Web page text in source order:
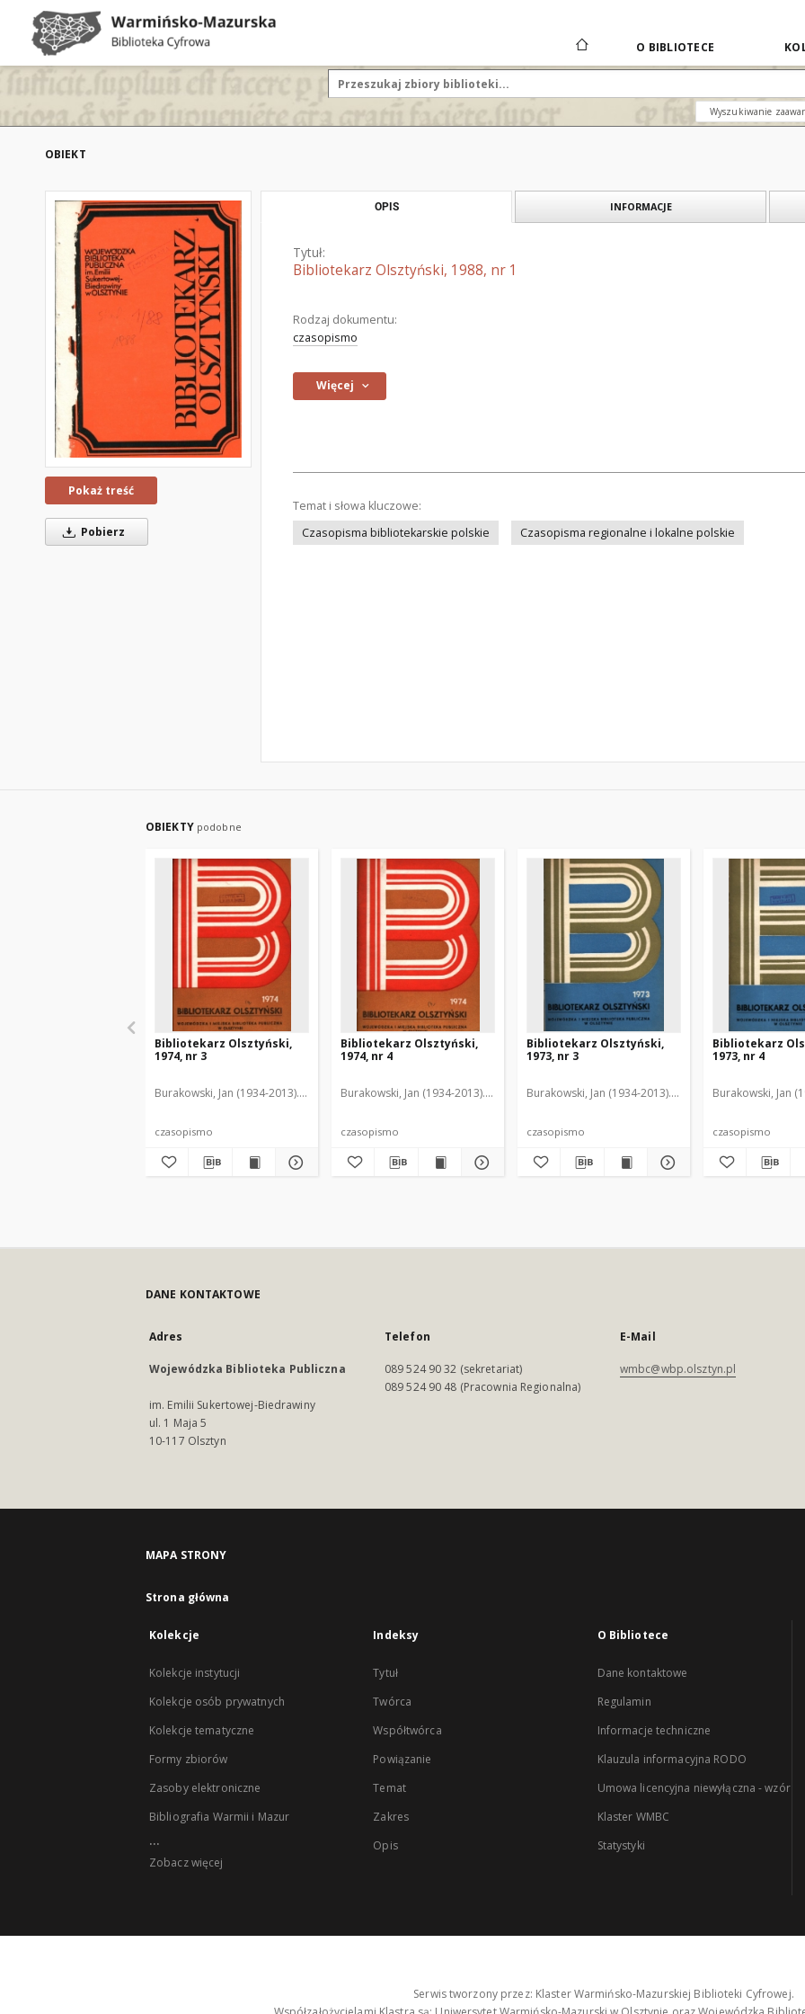
O BIBLIOTECE
Wyszukiwanie
OBIEKT
Pokaż treść
Pobierz
OPIS INFORMACJE
Tytuł:
Bibliotekarz Olsztyński, 1988, nr 1
Rodzaj dokumentu:
czasopismo
Więcej
Temat i słowa kluczowe:
Czasopisma bibliotekarskie polskie
Czasopisma regionalne i lokalne polskie
OBIEKTY podobne
Bibliotekarz Olsztyński,
1974, nr 3
Burakowski, Jan (1934-2013). Red.2 Chodukiewicz, Wanda. Red. Dąbrowska, Wanda (1920-2006). Red. Frudko, Teresa (1927-
czasopismo
Bibliotekarz Olsztyński,
1974, nr 4
Burakowski, Jan (1934-2013). Red.2 Chodukiewicz, Wanda. Red. Dąbrowska, Wanda (1920-
czasopismo
Bibliotekarz Olsztyński,
1973, nr 3
Burakowski, Jan (1934-2013). Red. Dąbrowska, Wanda
czasopismo
Bibliotekarz
1973, nr 4
Burakowski, Jan
czasopismo
DANE KONTAKTOWE
Adres
Wojewódzka Biblioteka Publiczna
im. Emilii Sukertowej-Biedrawiny
ul. 1 Maja 5
10-117 Olsztyn
Telefon
089 524 90 32 (sekretariat)
089 524 90 48 (Pracownia Regionalna)
E-Mail
wmbc@wbp.olsztyn.pl
MAPA STRONY
Strona główna
Kolekcje
Kolekcje instytucji
Kolekcje osób prywatnych
Kolekcje tematyczne
Formy zbiorów
Zasoby elektroniczne
Bibliografia Warmii i Mazur
...
Zobacz więcej
Indeksy
Tytuł
Twórca
Współtwórca
Powiązanie
Temat
Zakres
Opis
O Bibliotece
Dane kontaktowe
Regulamin
Informacje techniczne
Klauzula informacyjna RODO
Umowa licencyjna niewyłączna - wzór
Klaster WMBC
Statystyki
Serwis tworzony przez: Klaster Warmińsko-Mazurskiej Biblioteki Cyfrowej.